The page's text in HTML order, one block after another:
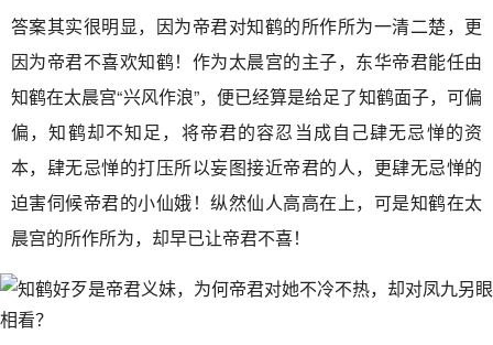
答案其实很明显，因为帝君对知鹤的所作所为一清二楚，更
因为帝君不喜欢知鹤！作为太晨宫的主子，东华帝君能任由
知鹤在太晨宫“兴风作浪”，便已经算是给足了知鹤面子，可偏
偏，知鹤却不知足，将帝君的容忍当成自己肆无忌惮的资
本，肆无忌惮的打压所以妄图接近帝君的人，更肆无忌惮的
迫害伺候帝君的小仙娥！纵然仙人高高在上，可是知鹤在太
晨宫的所作所为，却早已让帝君不喜！